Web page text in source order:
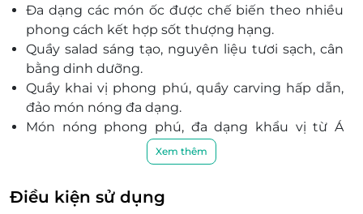
Đa dạng các món ốc được chế biến theo nhiều
phong cách kết hợp sốt thượng hạng.
Quầy salad sáng tạo, nguyên liệu tươi sạch, cân
bằng dinh dưỡng.
Quầy khai vị phong phú, quầy carving hấp dẫn,
đảo món nóng đa dạng.
Món nóng phong phú, đa dạng khẩu vị từ Á
Tráng miệng với bánh Âu, chè Việt, kem, trái cây
tươi.
Không gian sang trọng, khu vực bếp mở cho trải
Xem thêm
Điều kiện sử dụng